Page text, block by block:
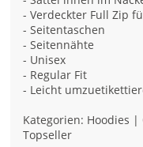
- Verdeckter Full Zip
- Seitentaschen
- Seitennähte
- Unisex
- Regular Fit
- Leicht
Kategorien: Hoodies
Topseller